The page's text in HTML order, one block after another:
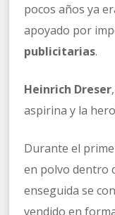
pocos años ya
apoyado por
publicitarias.
Heinrich Dreser
aspirina y la
Durante el
en polvo dentro
enseguida se
vendido en